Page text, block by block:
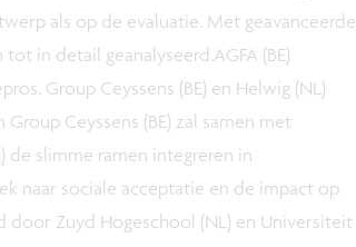
als op de evaluatie. Met geavanceerde
in detail geanalyseerd.AGFA (BE)
Group Ceyssens (BE) en Helwig (NL)
Ceyssens (BE) zal samen met
de slimme ramen integreren in
naar sociale acceptatie en de impact op
Zuyd Hogeschool (NL) en Universiteit